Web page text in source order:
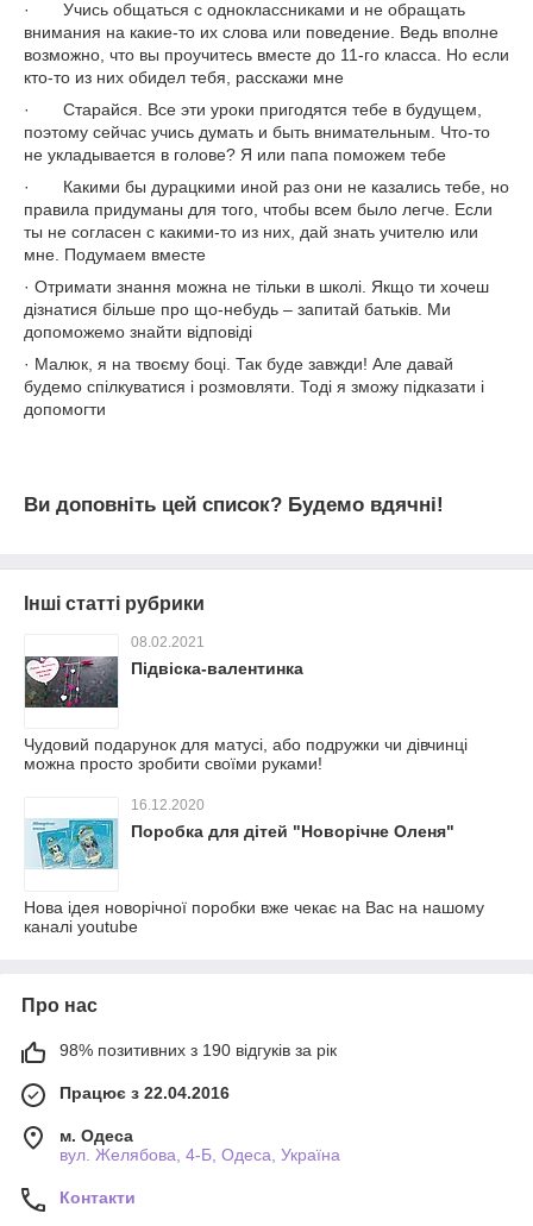
· Учись общаться с одноклассниками и не обращать
внимания на какие-то их слова или поведение. Ведь вполне
возможно, что вы проучитесь вместе до 11-го класса. Но если
кто-то из них обидел тебя, расскажи мне
· Старайся. Все эти уроки пригодятся тебе в будущем,
поэтому сейчас учись думать и быть внимательным. Что-то
не укладывается в голове? Я или папа поможем тебе
· Какими бы дурацкими иной раз они не казались тебе, но
правила придуманы для того, чтобы всем было легче. Если
ты не согласен с какими-то из них, дай знать учителю или
мне. Подумаем вместе
· Отримати знання можна не тільки в школі. Якщо ти хочеш
дізнатися більше про що-небудь – запитай батьків. Ми
допоможемо знайти відповіді
· Малюк, я на твоєму боці. Так буде завжди! Але давай
будемо спілкуватися і розмовляти. Тоді я зможу підказати і
допомогти
Ви доповніть цей список? Будемо вдячні!
Інші статті рубрики
08.02.2021
Підвіска-валентинка
Чудовий подарунок для матусі, або подружки чи дівчинці
можна просто зробити своїми руками!
16.12.2020
Поробка для дітей "Новорічне Оленя"
Нова ідея новорічної поробки вже чекає на Вас на нашому
каналі youtube
Про нас
98% позитивних з 190 відгуків за рік
Працює з 22.04.2016
м. Одеса
вул. Желябова, 4-Б, Одеса, Україна
Контакти